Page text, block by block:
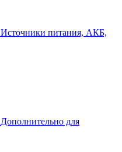
Источники питания, АКБ,
Дополнительно для